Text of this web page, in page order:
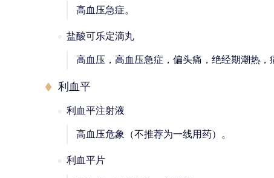
高血压急症。
盐酸可乐定滴丸
高血压，高血压急症，偏头痛，绝经期潮热，
利血平
利血平注射液
高血压危象（不推荐为一线用药）。
利血平片